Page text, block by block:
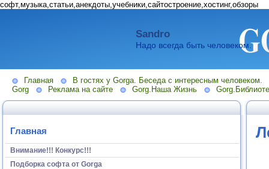
софт,музыка,статьи,анекдоты,учебники,сайтостроение,хостинг,обзоры
Sandro
Надо всегда быть человеком.
Главная
В гостях у Gorga. Беседа с интересным человеком.
Gorg
Реклама на сайте Gorg.Наша Жизнь
Главная
Внимание!!! Конкурс!!!
Подборка софта от Gorga